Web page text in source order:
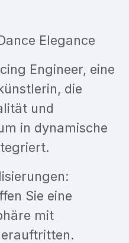
Elegance
Engineer, eine
die
und
in dynamische
Sie eine
mit